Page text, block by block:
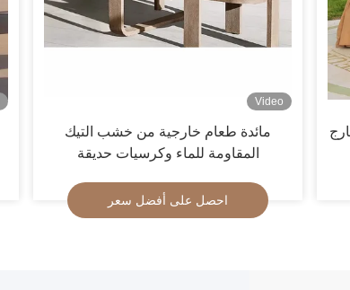
Video
مائدة طعام خارجية من خشب التيك
المقاومة للماء وكرسيات حديقة
احصل على أفضل سعر